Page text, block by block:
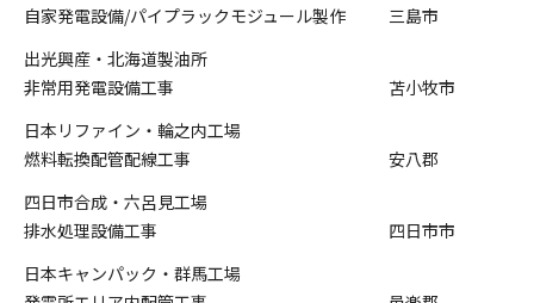
自家発電設備/パイプラックモジュール製作
三島市
出光興産・北海道製油所
非常用発電設備工事
苫小牧市
日本リファイン・輪之内工場
燃料転換配管配線工事
安八郡
四日市合成・六呂見工場
排水処理設備工事
四日市市
日本キャンパック・群馬工場